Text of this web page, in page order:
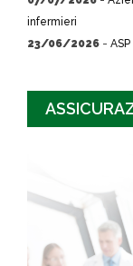
infermieri
23/06/2026 -